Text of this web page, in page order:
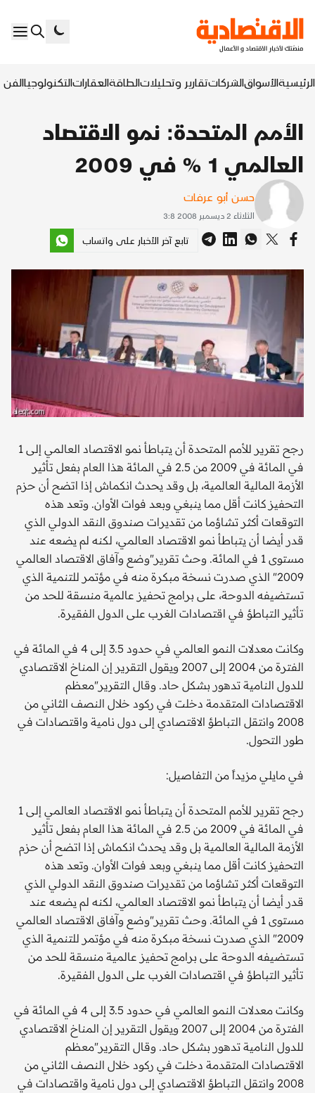
الرئيسيةالأسواقالشركاتتقارير وتحليلاتالطاقةالعقاراتالتكنولوجياالفن
الأمم المتحدة: نمو الاقتصاد
العالمي 1 % في 2009
حسن أبو عرفات
الثلاثاء 2 ديسمبر 2008 3:8
تابع آخر الأخبار على واتساب
رجح تقرير للأمم المتحدة أن يتباطأ نمو الاقتصاد العالمي إلى 1
في المائة في 2009 من 2.5 في المائة هذا العام بفعل تأثير
الأزمة المالية العالمية، بل وقد يحدث انكماش إذا اتضح أن حزم
التحفيز كانت أقل مما ينبغي وبعد فوات الأوان. وتعد هذه
التوقعات أكثر تشاؤما من تقديرات صندوق النقد الدولي الذي
قدر أيضا أن يتباطأ نمو الاقتصاد العالمي، لكنه لم يضعه عند
مستوى 1 في المائة. وحث تقرير"وضع وآفاق الاقتصاد العالمي
2009" الذي صدرت نسخة مبكرة منه في مؤتمر للتنمية الذي
تستضيفه الدوحة، على برامج تحفيز عالمية منسقة للحد من
تأثير التباطؤ في اقتصادات الغرب على الدول الفقيرة.
وكانت معدلات النمو العالمي في حدود 3.5 إلى 4 في المائة في
الفترة من 2004 إلى 2007 ويقول التقرير إن المناخ الاقتصادي
للدول النامية تدهور بشكل حاد. وقال التقرير"معظم
الاقتصادات المتقدمة دخلت في ركود خلال النصف الثاني من
2008 وانتقل التباطؤ الاقتصادي إلى دول نامية واقتصادات في
طور التحول.
في مايلي مزيداً من التفاصيل:
رجح تقرير للأمم المتحدة أن يتباطأ نمو الاقتصاد العالمي إلى 1
في المائة في 2009 من 2.5 في المائة هذا العام بفعل تأثير
الأزمة المالية العالمية بل وقد يحدث انكماش إذا اتضح أن حزم
التحفيز كانت أقل مما ينبغي وبعد فوات الأوان. وتعد هذه
التوقعات أكثر تشاؤما من تقديرات صندوق النقد الدولي الذي
قدر أيضا أن يتباطأ نمو الاقتصاد العالمي، لكنه لم يضعه عند
مستوى 1 في المائة. وحث تقرير"وضع وآفاق الاقتصاد العالمي
2009" الذي صدرت نسخة مبكرة منه في مؤتمر للتنمية الذي
تستضيفه الدوحة على برامج تحفيز عالمية منسقة للحد من
تأثير التباطؤ في اقتصادات الغرب على الدول الفقيرة.
وكانت معدلات النمو العالمي في حدود 3.5 إلى 4 في المائة في
الفترة من 2004 إلى 2007 ويقول التقرير إن المناخ الاقتصادي
للدول النامية تدهور بشكل حاد. وقال التقرير"معظم
الاقتصادات المتقدمة دخلت في ركود خلال النصف الثاني من
2008 وانتقل التباطؤ الاقتصادي إلى دول نامية واقتصادات في